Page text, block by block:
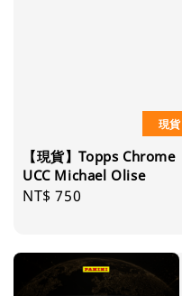
現貨
【現貨】Topps Chrome
UCC Michael Olise
Regular
NT$ 750